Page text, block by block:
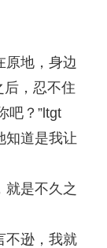
地，身边
后，忍不住
吧？”ltgt
道是我让
是不久之
不逊，我就